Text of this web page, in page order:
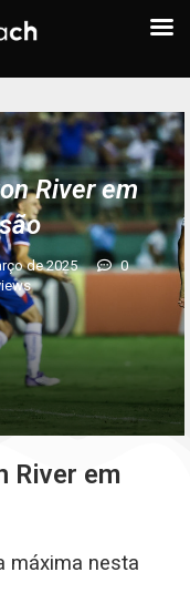
River em
de 2025
0
River em
máxima nesta